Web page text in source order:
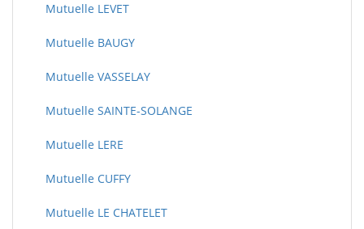
Mutuelle LEVET
Mutuelle BAUGY
Mutuelle VASSELAY
Mutuelle SAINTE-SOLANGE
Mutuelle LERE
Mutuelle CUFFY
Mutuelle LE CHATELET